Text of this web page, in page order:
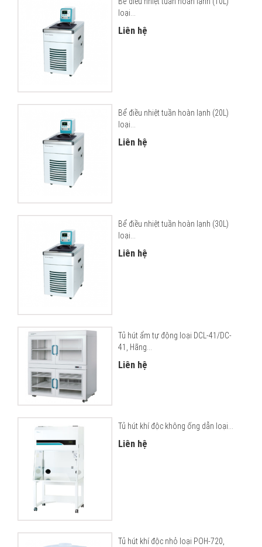
loại...
Liên hệ
Bể điều nhiệt tuần hoàn lạnh (20L)
loại...
Liên hệ
Bể điều nhiệt tuần hoàn lạnh (30L)
loại...
Liên hệ
Tủ hút ẩm tự động loại DCL-41/DC-
41, Hãng...
Liên hệ
Tủ hút khí độc không ống dẫn loại...
Liên hệ
Tủ hút khí độc nhỏ loại POH-720,